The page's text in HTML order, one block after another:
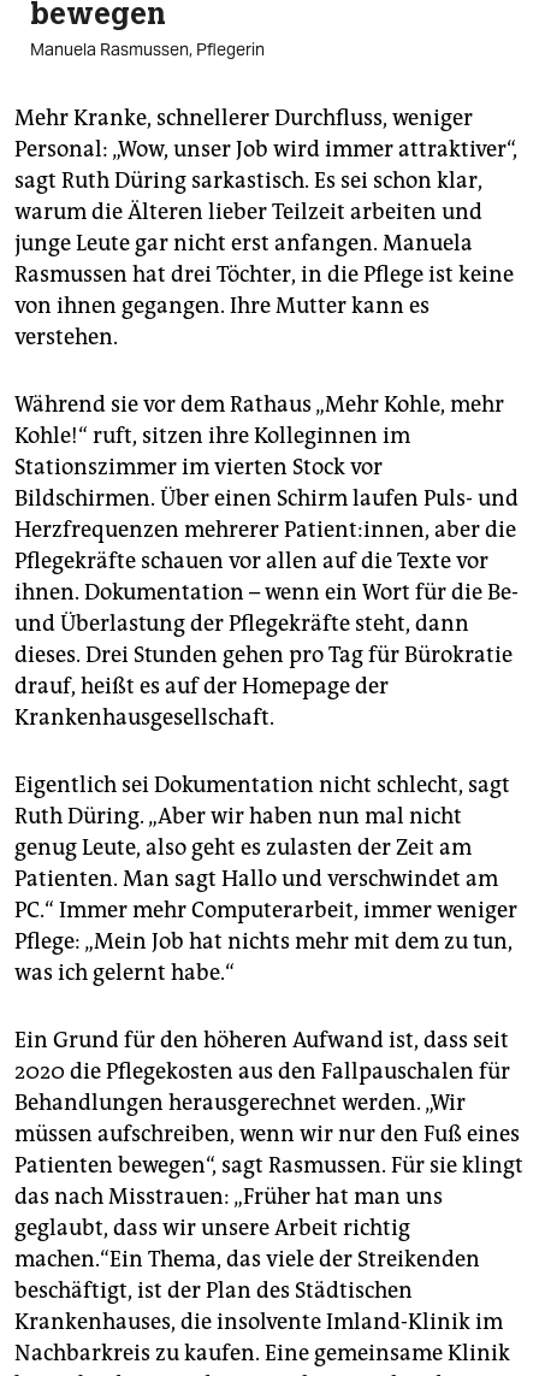
bewegen
Manuela Rasmussen, Pflegerin
Mehr Kranke, schnellerer Durchfluss, weniger
Personal: „Wow, unser Job wird immer attraktiver“,
sagt Ruth Düring sarkastisch. Es sei schon klar,
warum die Älteren lieber Teilzeit arbeiten und
junge Leute gar nicht erst anfangen. Manuela
Rasmussen hat drei Töchter, in die Pflege ist keine
von ihnen gegangen. Ihre Mutter kann es
verstehen.
Während sie vor dem Rathaus „Mehr Kohle, mehr
Kohle!“ ruft, sitzen ihre Kolleginnen im
Stationszimmer im vierten Stock vor
Bildschirmen. Über einen Schirm laufen Puls- und
Herzfrequenzen mehrerer Patient:innen, aber die
Pflegekräfte schauen vor allen auf die Texte vor
ihnen. Dokumentation – wenn ein Wort für die Be-
und Überlastung der Pflegekräfte steht, dann
dieses. Drei Stunden gehen pro Tag für Bürokratie
drauf, heißt es auf der Homepage der
Krankenhausgesellschaft.
Eigentlich sei Dokumentation nicht schlecht, sagt
Ruth Düring. „Aber wir haben nun mal nicht
genug Leute, also geht es zulasten der Zeit am
Patienten. Man sagt Hallo und verschwindet am
PC.“ Immer mehr Computerarbeit, immer weniger
Pflege: „Mein Job hat nichts mehr mit dem zu tun,
was ich gelernt habe.“
Ein Grund für den höheren Aufwand ist, dass seit
2020 die Pflegekosten aus den Fallpauschalen für
Behandlungen herausgerechnet werden. „Wir
müssen aufschreiben, wenn wir nur den Fuß eines
Patienten bewegen“, sagt Rasmussen. Für sie klingt
das nach Misstrauen: „Früher hat man uns
geglaubt, dass wir unsere Arbeit richtig
machen.“Ein Thema, das viele der Streikenden
beschäftigt, ist der Plan des Städtischen
Krankenhauses, die insolvente Imland-Klinik im
Nachbarkreis zu kaufen. Eine gemeinsame Klinik